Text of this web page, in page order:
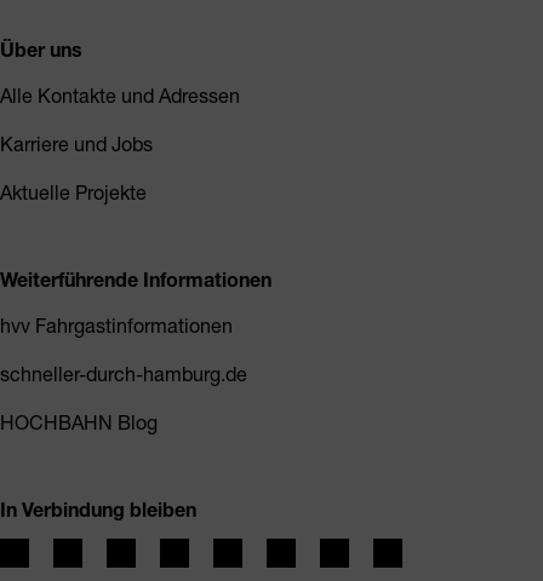
Über uns
Alle Kontakte und Adressen
Karriere und Jobs
Aktuelle Projekte
Weiterführende Informationen
hvv Fahrgastinformationen
schneller-durch-hamburg.de
HOCHBAHN Blog
In Verbindung bleiben